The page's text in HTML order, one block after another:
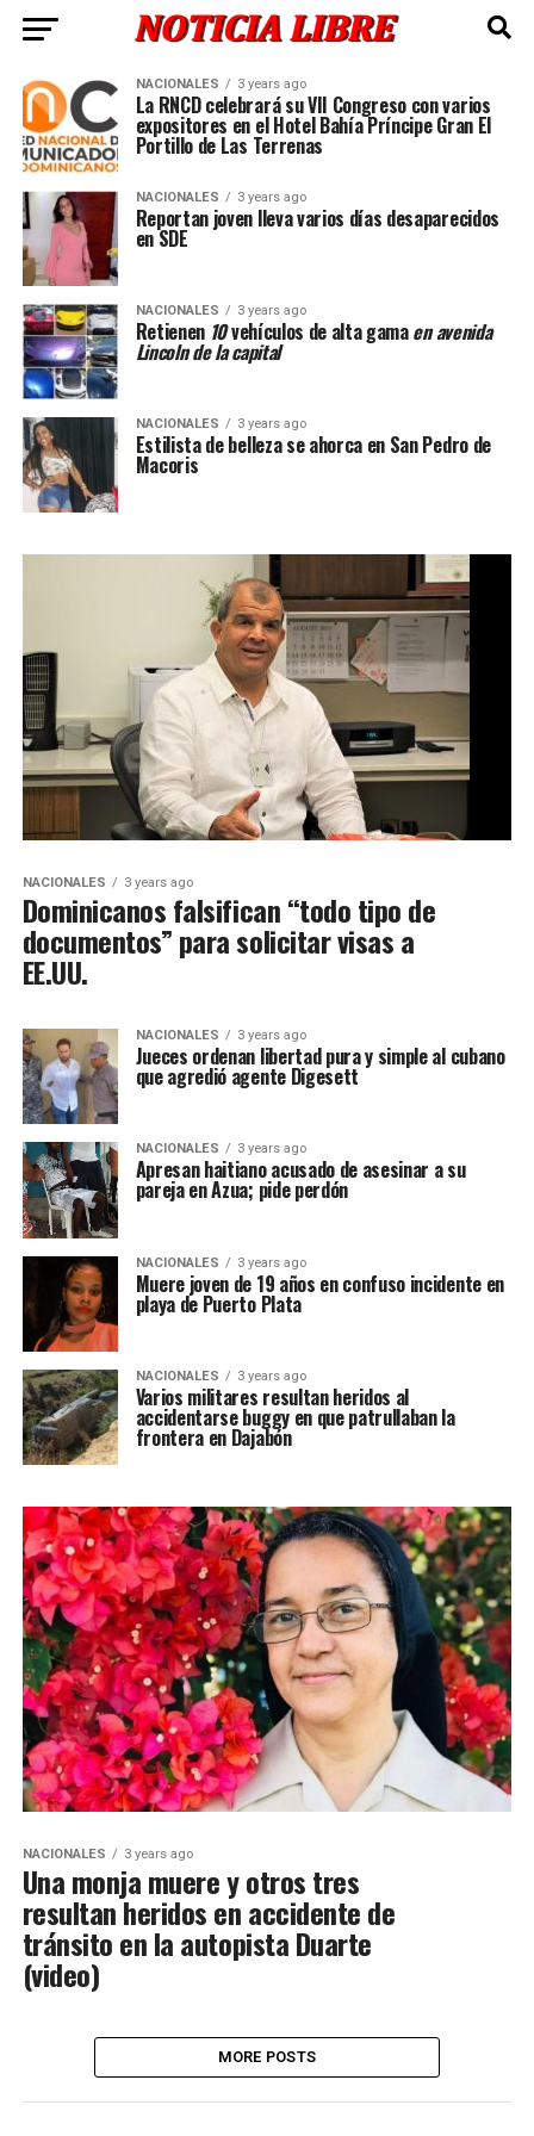
NACIONALES 3 years ago
La RNCD celebrará su VII Congreso con varios
expositores en el Hotel Bahía Príncipe Gran El
Portillo de Las Terrenas
NACIONALES 3 years ago
Reportan joven lleva varios días desaparecidos
en SDE
NACIONALES 3 years ago
Retienen 10vehículos de alta gamaen avenida
Lincoln de la capital
NACIONALES 3 years ago
Estilista de belleza se ahorca en San Pedro de
Macoris
NACIONALES 3 years ago
Dominicanos falsifican “todo tipo de
documentos” para solicitar visas a
EE.UU.
NACIONALES 3 years ago
Jueces ordenan libertad pura y simple al cubano
que agredió agente Digesett
NACIONALES 3 years ago
Apresan haitiano acusado de asesinar a su
pareja en Azua; pide perdón
NACIONALES 3 years ago
Muere joven de 19 años en confuso incidente en
playa de Puerto Plata
NACIONALES 3 years ago
Varios militares resultan heridos al
accidentarse buggy en que patrullaban la
frontera en Dajabón
NACIONALES 3 years ago
Una monja muere y otros tres
resultan heridos en accidente de
tránsito en la autopista Duarte
(video)
MORE POSTS